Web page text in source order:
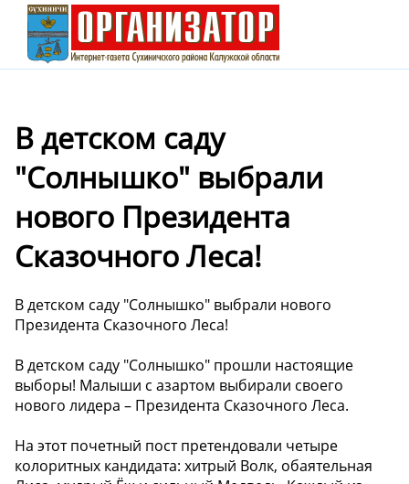
В детском саду
"Солнышко" выбрали
нового Президента
Сказочного Леса!
В детском саду "Солнышко" выбрали нового
Президента Сказочного Леса!
В детском саду "Солнышко" прошли настоящие
выборы! Малыши с азартом выбирали своего
нового лидера – Президента Сказочного Леса.
На этот почетный пост претендовали четыре
колоритных кандидата: хитрый Волк, обаятельная